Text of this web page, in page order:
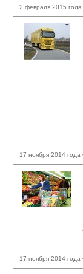
2 февраля 2015 года
17 ноября 2014 года
17 ноября 2014 года